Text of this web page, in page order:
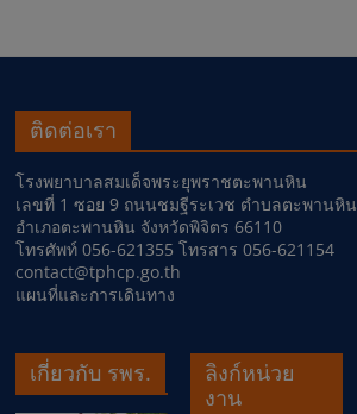
ติดต่อเรา
โรงพยาบาลสมเด็จพระยุพราชตะพานหิน
เลขที่ 1 ซอย 9 ถนนชมฐีระเวช ตำบลตะพานหิน
อำเภอตะพานหิน จังหวัดพิจิตร 66110
โทรศัพท์ 056-621355 โทรสาร 056-621154
contact@tphcp.go.th
แผนที่และการเดินทาง
เกี่ยวกับ รพร.
ลิงก์หน่วย
งาน